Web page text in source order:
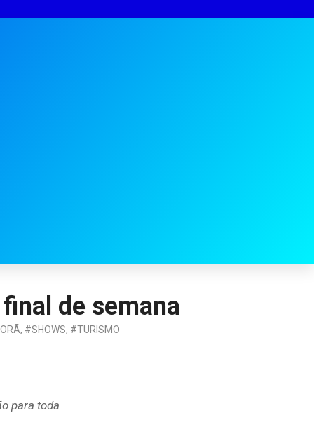
de semana
, #SHOWS, #TURISMO
para toda